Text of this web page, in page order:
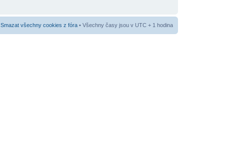
Smazat všechny cookies z fóra• Všechny časy jsou v UTC + 1 hodina